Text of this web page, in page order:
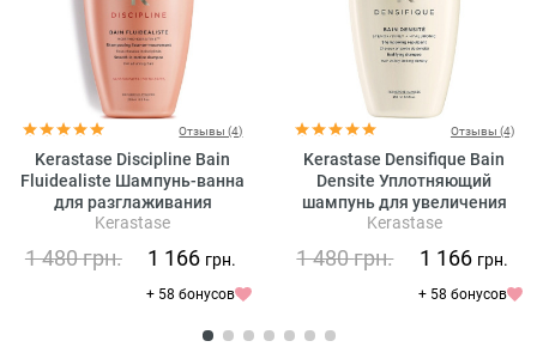
Отзывы (4)
Kerastase Discipline Bain
Fluidealiste Шампунь-ванна
для разглаживания
непослушных волос (без
Kerastase
1 480грн. 1 166 грн.
+ 58 бонусов
Отзывы (4)
Kerastase Densifique Bain
Densite Уплотняющий
шампунь для увеличения
густоты волос
Kerastase
1 480грн. 1 166 грн.
+ 58 бонусов